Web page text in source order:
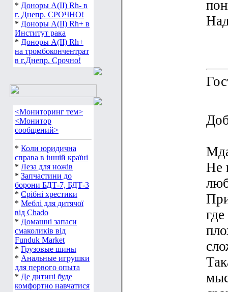
* Доноры А(ІІ) Rh- в
г. Днепр. СРОЧНО!
*Доноры А(ІІ) Rh+ в
Институт рака
*Доноры А(ІІ) Rh+
на тромбокончентрат
<Мониторинг тем>
<Монитор
сообщений>
*Коли юридична
справа в іншій країні
* Леза для ножів
*Запчастини до
борони БДТ-7, БДТ-3
* Срібні хрестики
*Меблі для дитячої
від Chado
*Домашні запаси
смаколиків від
Funduk Market
* Грузовые шины
*Анальные игрушки
для первого опыта
*Де дитині буде
Не